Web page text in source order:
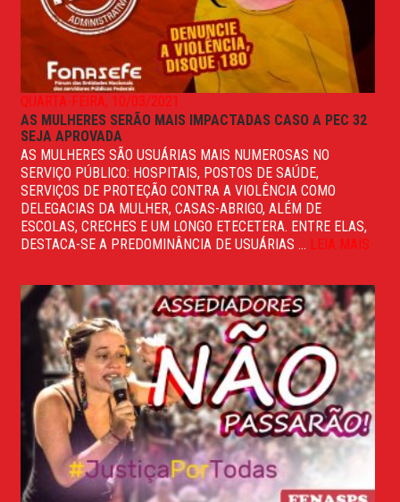
QUARTA-FEIRA, 10/03/2021
AS MULHERES SERÃO MAIS IMPACTADAS CASO A PEC 32
SEJA APROVADA
AS MULHERES SÃO USUÁRIAS MAIS NUMEROSAS NO
SERVIÇO PÚBLICO: HOSPITAIS, POSTOS DE SAÚDE,
SERVIÇOS DE PROTEÇÃO CONTRA A VIOLÊNCIA COMO
DELEGACIAS DA MULHER, CASAS-ABRIGO, ALÉM DE
ESCOLAS, CRECHES E UM LONGO ETECETERA. ENTRE ELAS,
DESTACA-SE A PREDOMINÂNCIA DE USUÁRIAS ... LEIA MAIS